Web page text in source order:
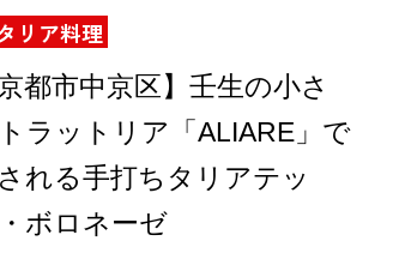
リア料理
京都市中京区】壬生の小さ
ラットリア「ALIARE」で
れる手打ちタリアテッ
ボロネーゼ